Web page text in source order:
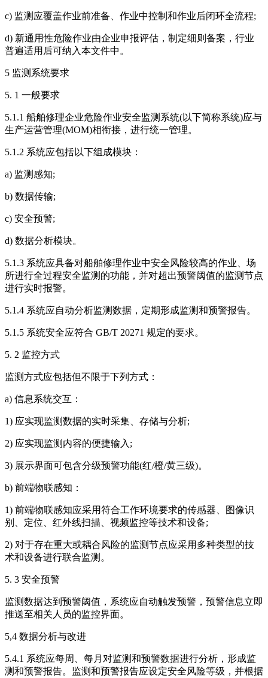
c) 监测应覆盖作业前准备、作业中控制和作业后闭环全流程;
d) 新通用性危险作业由企业申报评估，制定细则备案，行业
普遍适用后可纳入本文件中。
5 监测系统要求
5. 1 一般要求
5.1.1 船舶修理企业危险作业安全监测系统(以下简称系统)应与
生产运营管理(MOM)相衔接，进行统一管理。
5.1.2 系统应包括以下组成模块：
a) 监测感知;
b) 数据传输;
c) 安全预警;
d) 数据分析模块。
5.1.3 系统应具备对船舶修理作业中安全风险较高的作业、场
所进行全过程安全监测的功能，并对超出预警阈值的监测节点
进行实时报警。
5.1.4 系统应自动分析监测数据，定期形成监测和预警报告。
5.1.5 系统安全应符合 GB/T 20271 规定的要求。
5. 2 监控方式
监测方式应包括但不限于下列方式：
a) 信息系统交互：
1) 应实现监测数据的实时采集、存储与分析;
2) 应实现监测内容的便捷输入;
3) 展示界面可包含分级预警功能(红/橙/黄三级)。
b) 前端物联感知：
1) 前端物联感知应采用符合工作环境要求的传感器、图像识
别、定位、红外线扫描、视频监控等技术和设备;
2) 对于存在重大或耦合风险的监测节点应采用多种类型的技
术和设备进行联合监测。
5. 3 安全预警
监测数据达到预警阈值，系统应自动触发预警，预警信息立即
推送至相关人员的监控界面。
5,4 数据分析与改进
5.4.1 系统应每周、每月对监测和预警数据进行分析，形成监
测和预警报告。监测和预警报告应设定安全风险等级，并根据